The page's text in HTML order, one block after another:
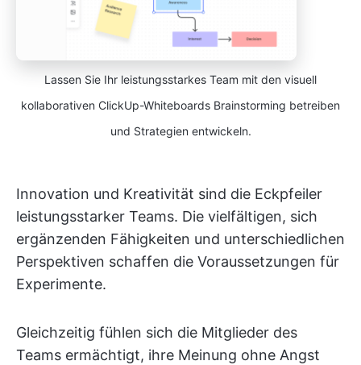
Lassen Sie Ihr leistungsstarkes Team mit den visuell
kollaborativen ClickUp-Whiteboards Brainstorming betreiben
und Strategien entwickeln.
Innovation und Kreativität sind die Eckpfeiler
leistungsstarker Teams. Die vielfältigen, sich
ergänzenden Fähigkeiten und unterschiedlichen
Perspektiven schaffen die Voraussetzungen für
Experimente.
Gleichzeitig fühlen sich die Mitglieder des
Teams ermächtigt, ihre Meinung ohne Angst